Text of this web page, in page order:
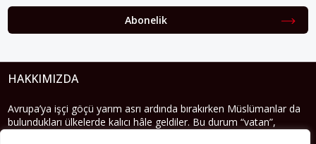
Abonelik
HAKKIMIZDA
Avrupa’ya işçi göçü yarım asrı ardında bırakırken Müslümanlar da
bulundukları ülkelerde kalıcı hâle geldiler. Bu durum “vatan”,